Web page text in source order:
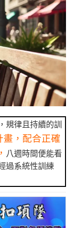
規律且持續的訓
，配合正確
八週時間便能看
過系統性訓練